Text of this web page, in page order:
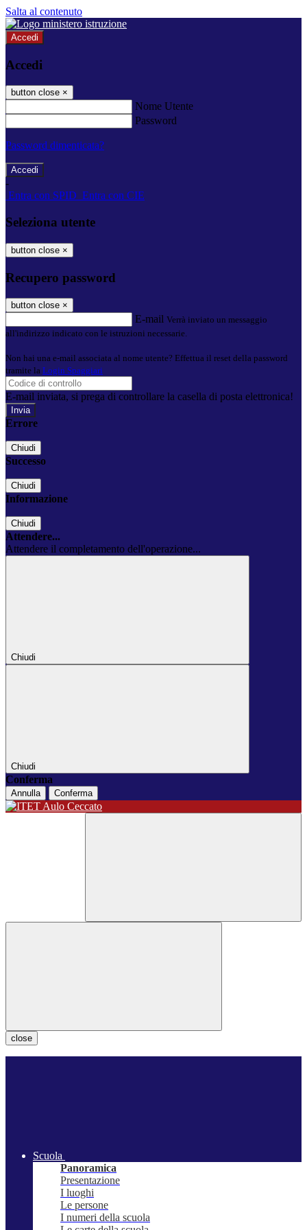
Salta al contenuto
Accedi
Accedi
button close ×
Nome Utente
Password
Password dimenticata?
-
Entra con SPID Entra con CIE
Seleziona utente
button close ×
Recupero password
button close ×
E-mail Verrà inviato un messaggio
all'indirizzo indicato con le istruzioni necessarie.
Non hai una e-mail associata al nome utente? Effettua il reset della password
tramite la Login Spaggiari
E-mail inviata, si prega di controllare la casella di posta elettronica!
Errore
Chiudi
Successo
Chiudi
Informazione
Chiudi
Attendere...
Attendere il completamento dell'operazione...
Chiudi
Chiudi
Conferma
Annulla Conferma
close
Scuola
Panoramica
Presentazione
I luoghi
Le persone
I numeri della scuola